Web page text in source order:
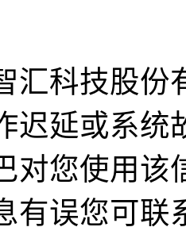
汇科技股
迟延或系
对您使用
有误您可